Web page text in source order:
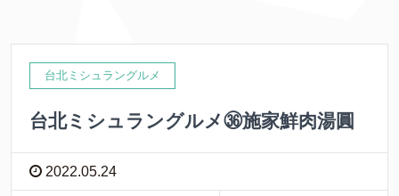
台北ミシュラングルメ
台北ミシュラングルメ㊱施家鮮肉湯圓
2022.05.24